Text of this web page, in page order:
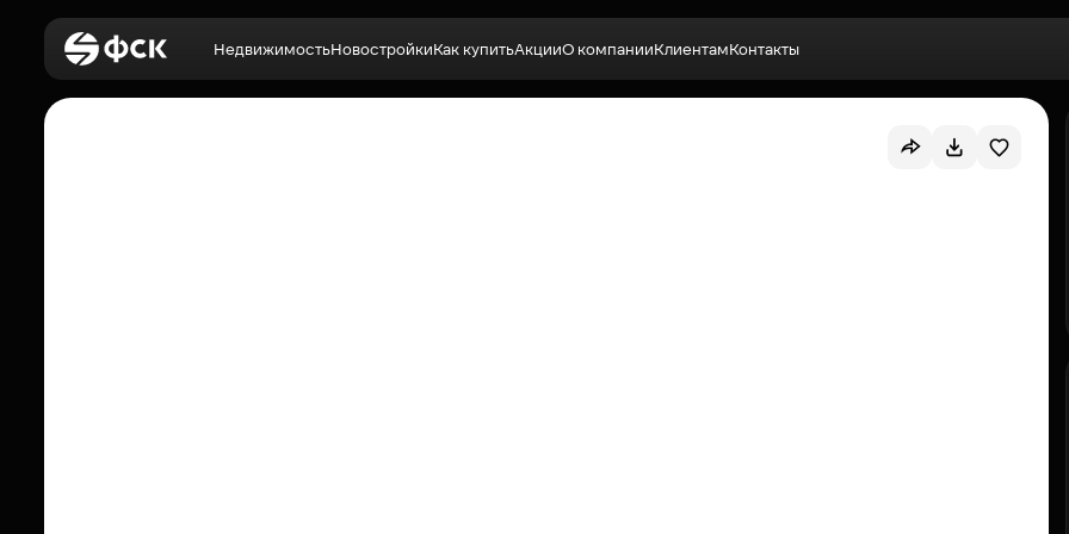
НедвижимостьНовостройкиКак купитьАкцииО компанииКлиентамКонтакты